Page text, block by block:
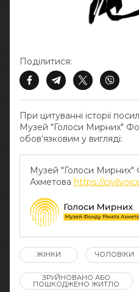
При цитуванні історії
Музей "Голоси Мирних"
обов‘язковим у вигляді:
Музей "Голоси Мирних"
Ахметова https://
Поділитися:
ЖІНКИ ЧОЛОВІКИ
ЗРУЙНОВАНО АБО
ПОШКОДЖЕНО ЖИТЛО